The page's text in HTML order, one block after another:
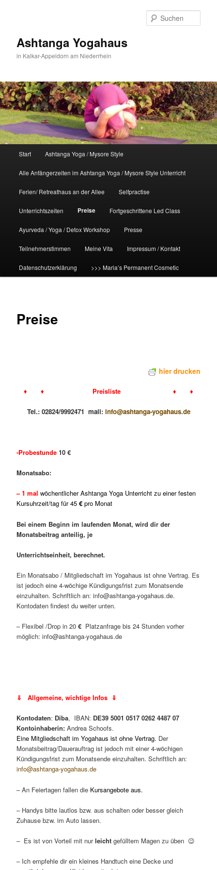
Ashtanga Yogahaus
in Kalkar-Appeldorn am Niederrhein
Start Ashtanga Yoga / Mysore Style
Alle Anfängerzeiten im Ashtanga Yoga / Mysore Style Unterricht
Ferien/ Retreathaus an der Allee Selfpractise
Unterrichtszeiten Preise Fortgeschrittene Led Class
Ayurveda / Yoga / Detox Workshop Presse
Teilnehmerstimmen Meine Vita Impressum / Kontakt
Datenschutzerklärung >>> Maria’s Permanent Cosmetic
Preise
hier drucken
♦ ♦ Preisliste ♦ ♦
Tel.: 02824/9992471 mail: info@ashtanga-yogahaus.de
-Probestunde 10 €
Monatsabo:
– 1 malwöchentlicherAshtanga Yoga Unterricht zu einer festen
Kursuhrzeit/tagfür 45 €pro Monat
Bei einem Beginn im laufenden Monat, wird dir der
Monatsbeitrag anteilig, je
Unterrichtseinheit, berechnet.
Ein Monatsabo / Mitgliedschaft im Yogahaus ist ohne Vertrag. Es
ist jedoch eine 4-wöchige Kündigungsfrist zum Monatsende
einzuhalten. Schriftlich an: info@ashtanga-yogahaus.de.
Kontodaten findest du weiter unten.
– Flexibel /Drop in 20 € Platzanfrage bis 24 Stunden vorher
möglich: info@ashtanga-yogahaus.de
⇓ Allgemeine, wichtige Infos ⇓
Kontodaten: Diba, IBAN: DE39 5001 0517 0262 4487 07
Kontoinhaberin: Andrea Schoofs.
Eine Mitgliedschaft im Yogahaus ist ohne Vertrag. Der
Monatsbeitrag/Dauerauftrag ist jedoch mit einer 4-wöchigen
Kündigungsfrist zum Monatsende einzuhalten. Schriftlich an:
info@ashtanga-yogahaus.de
– An Feiertagen fallen die Kursangebote aus.
– Handys bitte lautlos bzw. aus schalten oder besser gleich
Zuhause bzw. im Auto lassen.
– Es ist von Vorteil mit nurleicht gefülltem Magen zu üben 😉
– Ich empfehle dir ein kleines Handtuch eine Decke und